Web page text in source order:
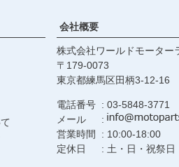
会社概要
株式会社ワールドモーター
179-0073
東京都練馬区田柄3-12-16
電話番号
03-5848-3771
メール
営業時間
10:00-18:00
定休日
土・日・祝祭日